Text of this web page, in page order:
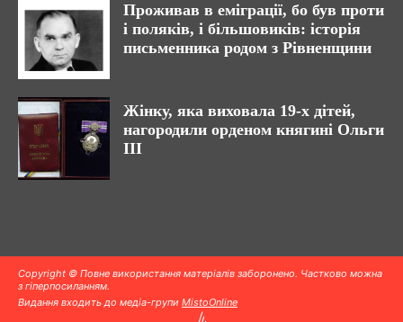
Проживав в еміграції, бо був проти
і поляків, і більшовиків: історія
письменника родом з Рівненщини
Жінку, яка виховала 19-х дітей,
нагородили орденом княгині Ольги
III
Copyright © Повне використання матеріалів заборонено. Частково можна
з гіперпосиланням.
Видання входить до медіа-групи MistoOnline